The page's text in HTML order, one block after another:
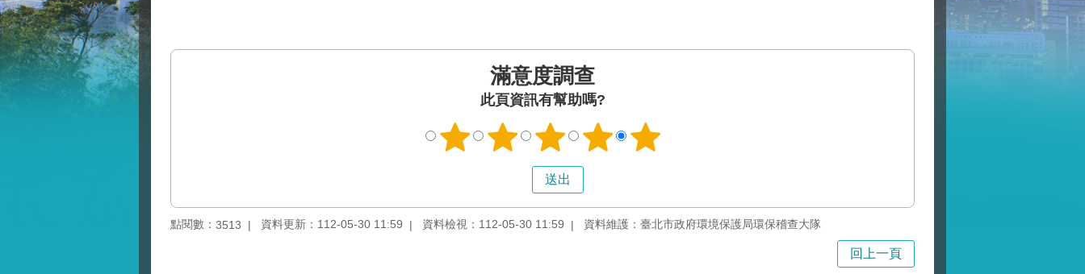
滿意度調查
此頁資訊有幫助嗎?
點閱數： 3513 資料更新：112-05-30 11:59 資料檢視：112-05-30 11:59 資料維護：臺北市政府環境保護局環保稽查大隊
回上一頁